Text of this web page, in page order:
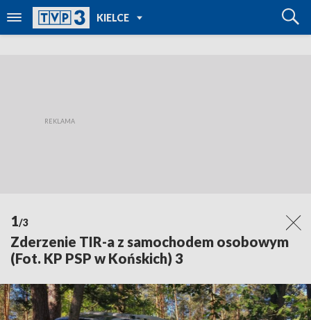
KIELCE
TVP REGIONY
1/3
Zderzenie TIR-a z samochodem osobowym
(Fot. KP PSP w Końskich) 3